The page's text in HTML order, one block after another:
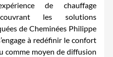
de chauffage
les solutions
de Cheminées Philippe
à redéfinir le confort
comme moyen de diffusion